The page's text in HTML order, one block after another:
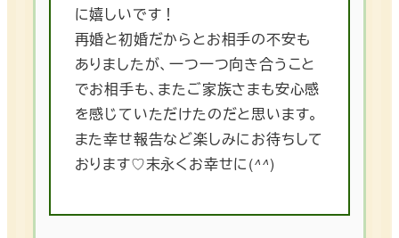
に嬉しいです！
再婚と初婚だからとお相手の不安も
ありましたが、一つ一つ向き合うこと
でお相手も、またご家族さまも安心感
を感じていただけたのだと思います。
また幸せ報告など楽しみにお待ちして
おります♡末永くお幸せに(^^)